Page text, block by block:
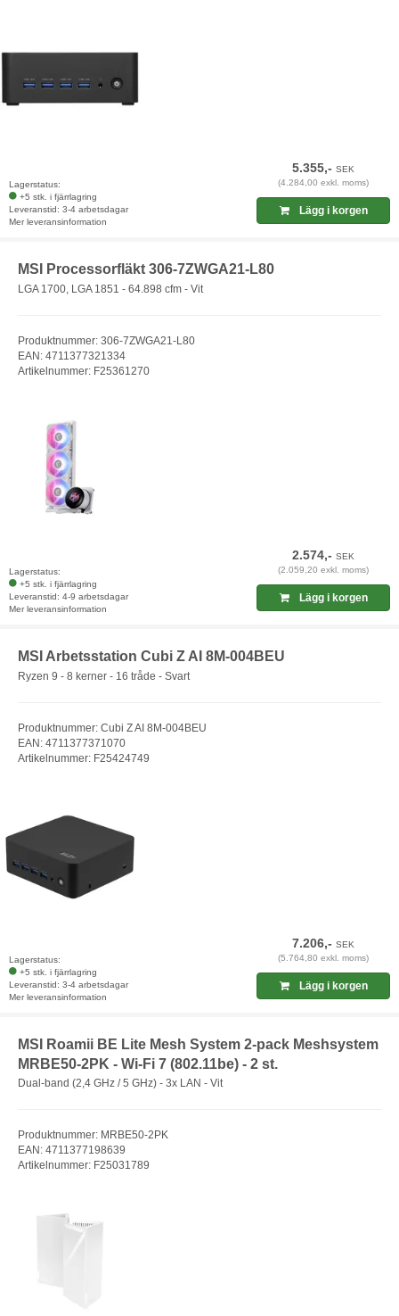
Lagerstatus:
+5 stk. i fjärrlagring
Leveranstid: 3-4 arbetsdagar
Mer leveransinformation
5.355,-SEK
(4.284,00 exkl. moms)
Lägg i korgen
MSI Processorfläkt 306-7ZWGA21-L80
LGA 1700, LGA 1851 - 64.898 cfm - Vit
Produktnummer: 306-7ZWGA21-L80
EAN: 4711377321334
Artikelnummer: F25361270
Lagerstatus:
+5 stk. i fjärrlagring
Leveranstid: 4-9 arbetsdagar
Mer leveransinformation
2.574,-SEK
(2.059,20 exkl. moms)
Lägg i korgen
MSI Arbetsstation Cubi Z AI 8M-004BEU
Ryzen 9 - 8 kerner - 16 tråde - Svart
Produktnummer: Cubi Z AI 8M-004BEU
EAN: 4711377371070
Artikelnummer: F25424749
Lagerstatus:
+5 stk. i fjärrlagring
Leveranstid: 3-4 arbetsdagar
Mer leveransinformation
7.206,-SEK
(5.764,80 exkl. moms)
Lägg i korgen
MSI Roamii BE Lite Mesh System 2-pack Meshsystem
MRBE50-2PK - Wi-Fi 7 (802.11be) - 2 st.
Dual-band (2,4 GHz / 5 GHz) - 3x LAN - Vit
Produktnummer: MRBE50-2PK
EAN: 4711377198639
Artikelnummer: F25031789